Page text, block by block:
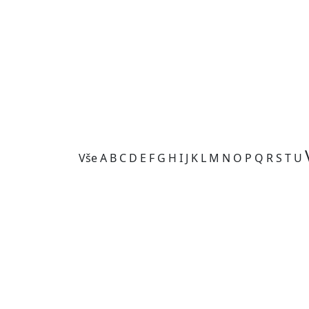
VšeA B C D E F G H I J K L M N O P Q RS T U